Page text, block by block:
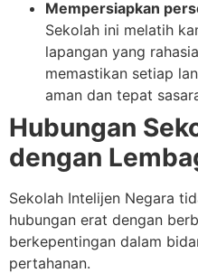
Mempersiapkan
Sekolah ini melatih
lapangan yang
memastikan setiap
aman dan tepat
Hubungan
dengan
Sekolah Intelijen Negara
hubungan erat dengan
berkepentingan dalam
pertahanan.